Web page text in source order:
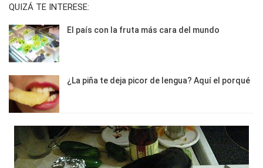
QUIZÁ TE INTERESE:
El país con la fruta más cara del mundo
¿La piña te deja picor de lengua? Aquí el porqué